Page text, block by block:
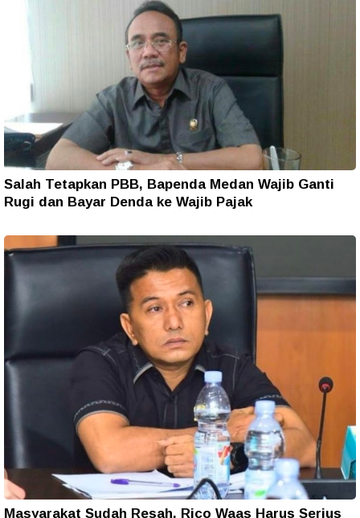
Salah Tetapkan PBB, Bapenda Medan Wajib Ganti
Rugi dan Bayar Denda ke Wajib Pajak
Masyarakat Sudah Resah, Rico Waas Harus Serius